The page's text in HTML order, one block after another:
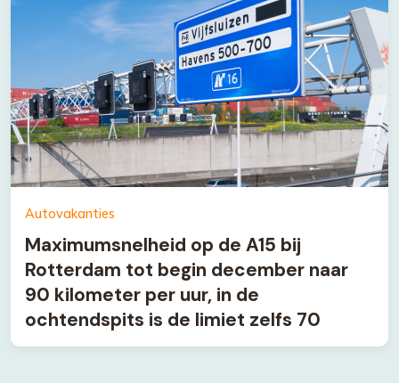
Autovakanties
Maximumsnelheid op de A15 bij
Rotterdam tot begin december naar
90 kilometer per uur, in de
ochtendspits is de limiet zelfs 70